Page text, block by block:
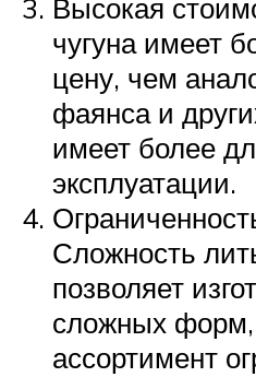
Высокая
чугуна имеет
цену, чем
фаянса и
имеет более
эксплуатации.
Сложность
позволяет
сложных форм,
ассортимент